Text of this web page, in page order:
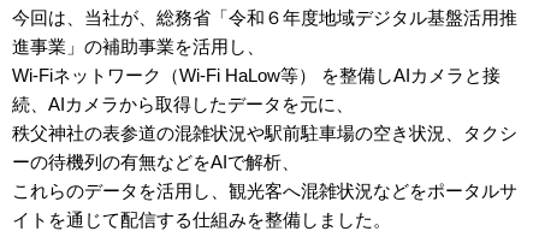
今回は、当社が、総務省「令和６年度地域デジタル基盤活用推
進事業」の補助事業を活用し、
Wi-Fiネットワーク（Wi-Fi HaLow等） を整備しAIカメラと接
続、AIカメラから取得したデータを元に、
秩父神社の表参道の混雑状況や駅前駐車場の空き状況、タクシ
ーの待機列の有無などをAIで解析、
これらのデータを活用し、観光客へ混雑状況などをポータルサ
イトを通じて配信する仕組みを整備しました。